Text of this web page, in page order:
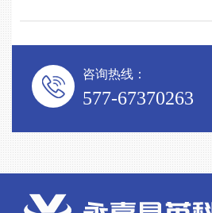
咨询热线：
577-67370263